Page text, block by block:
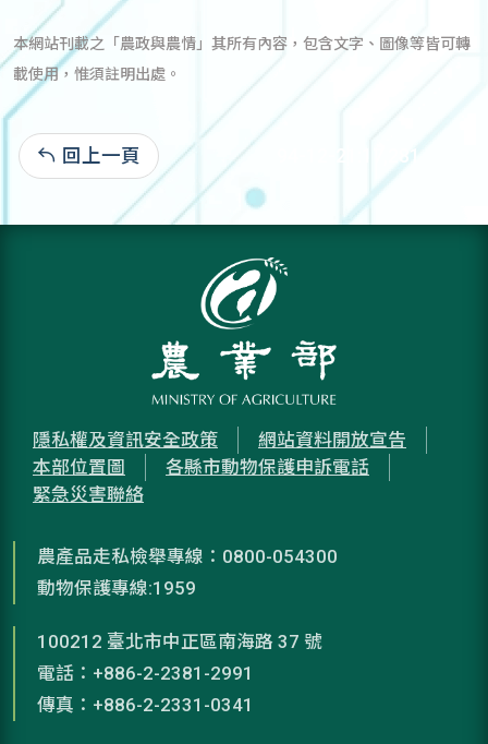
本網站刊載之「農政與農情」其所有內容，包含文字、圖像等皆可轉
載使用，惟須註明出處。
回上一頁 94-12-21:17,281
隱私權及資訊安全政策
網站資料開放宣告
本部位置圖
各縣市動物保護申訴電話
緊急災害聯絡
農產品走私檢舉專線：0800-054300
動物保護專線:1959
100212 臺北市中正區南海路 37 號
電話：+886-2-2381-2991
傳真：+886-2-2331-0341